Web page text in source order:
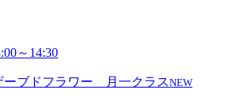
～14:30
NEW